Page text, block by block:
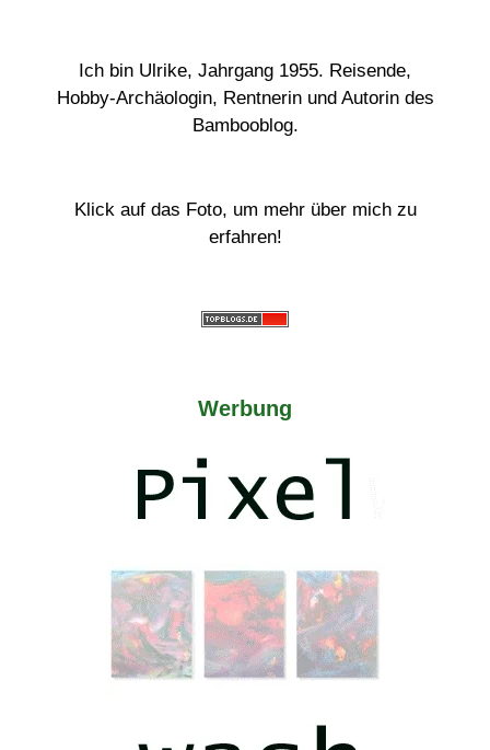
Ich bin Ulrike, Jahrgang 1955. Reisende,
Hobby-Archäologin, Rentnerin und Autorin des
Bambooblog.
Klick auf das Foto, um mehr über mich zu
erfahren!
Werbung